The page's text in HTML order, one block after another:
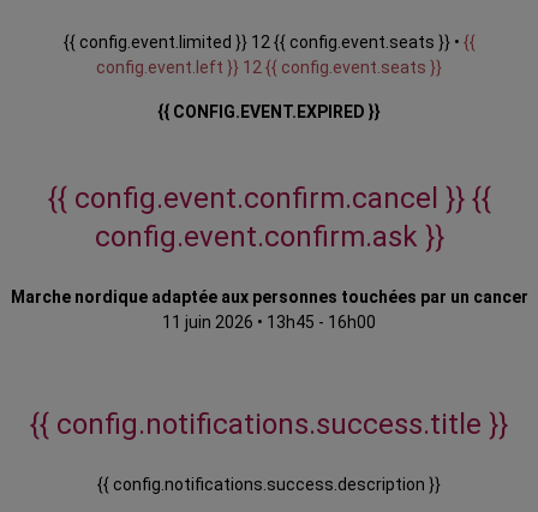
{{ config.event.limited }} 12 {{ config.event.seats }} • {{
config.event.left }} 12 {{ config.event.seats }}
{{ CONFIG.EVENT.EXPIRED }}
{{ config.event.confirm.cancel }} {{
config.event.confirm.ask }}
Marche nordique adaptée aux personnes touchées par un cancer
11 juin 2026 • 13h45 - 16h00
{{ config.notifications.success.title }}
{{ config.notifications.success.description }}